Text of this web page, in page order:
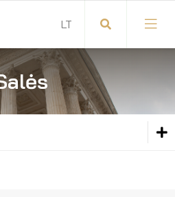
susirinkimas
pirmininkas